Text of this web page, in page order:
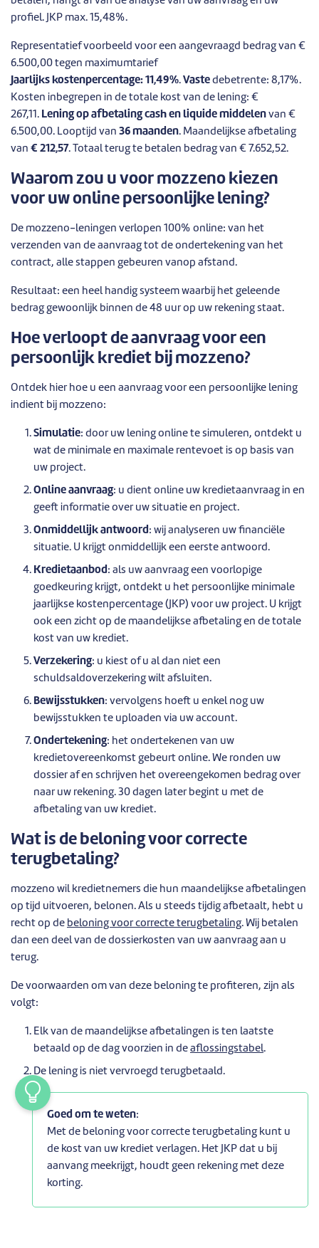
profiel. JKP max. 15,48%.
Representatief voorbeeld voor een aangevraagd bedrag van €
6.500,00 tegen maximumtarief
Jaarlijks kostenpercentage: 11,49%. Vaste debetrente: 8,17%.
Kosten inbegrepen in de totale kost van de lening: €
267,11. Lening op afbetaling cash en liquide middelen van €
6.500,00. Looptijd van 36 maanden. Maandelijkse afbetaling
van € 212,57. Totaal terug te betalen bedrag van € 7.652,52.
Waarom zou u voor mozzeno kiezen
voor uw online persoonlijke lening?
De mozzeno-leningen verlopen 100% online: van het
verzenden van de aanvraag tot de ondertekening van het
contract, alle stappen gebeuren vanop afstand.
Resultaat: een heel handig systeem waarbij het geleende
bedrag gewoonlijk binnen de 48 uur op uw rekening staat.
Hoe verloopt de aanvraag voor een
persoonlijk krediet bij mozzeno?
Ontdek hier hoe u een aanvraag voor een persoonlijke lening
indient bij mozzeno:
Simulatie: door uw lening online te simuleren, ontdekt u
wat de minimale en maximale rentevoet is op basis van
uw project.
Online aanvraag: u dient online uw kredietaanvraag in en
geeft informatie over uw situatie en project.
Onmiddellijk antwoord: wij analyseren uw financiële
situatie. U krijgt onmiddellijk een eerste antwoord.
Kredietaanbod: als uw aanvraag een voorlopige
goedkeuring krijgt, ontdekt u het persoonlijke minimale
jaarlijkse kostenpercentage (JKP) voor uw project. U krijgt
ook een zicht op de maandelijkse afbetaling en de totale
kost van uw krediet.
Verzekering: u kiest of u al dan niet een
schuldsaldoverzekering wilt afsluiten.
Bewijsstukken: vervolgens hoeft u enkel nog uw
bewijsstukken te uploaden via uw account.
Ondertekening: het ondertekenen van uw
kredietovereenkomst gebeurt online. We ronden uw
dossier af en schrijven het overeengekomen bedrag over
naar uw rekening. 30 dagen later begint u met de
afbetaling van uw krediet.
Wat is de beloning voor correcte
terugbetaling?
mozzeno wil kredietnemers die hun maandelijkse afbetalingen
op tijd uitvoeren, belonen. Als u steeds tijdig afbetaalt, hebt u
recht op de beloning voor correcte terugbetaling. Wij betalen
dan een deel van de dossierkosten van uw aanvraag aan u
terug.
De voorwaarden om van deze beloning te profiteren, zijn als
volgt:
Elk van de maandelijkse afbetalingen is ten laatste
betaald op de dag voorzien in de aflossingstabel.
De lening is niet vervroegd terugbetaald.
Goed om te weten:
Met de beloning voor correcte terugbetaling kunt u
de kost van uw krediet verlagen. Het JKP dat u bij
aanvang meekrijgt, houdt geen rekening met deze
korting.